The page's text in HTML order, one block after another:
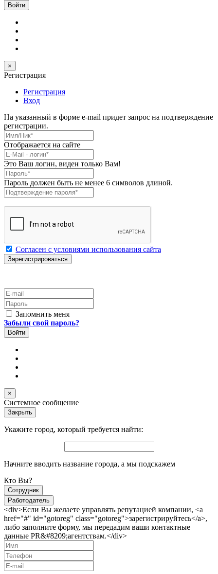
×
Регистрация
Регистрация
Вход
На указанный в форме e-mail придет запрос на подтверждение
регистрации.
Имя/Ник
Отображается на сайте
E-Mail *
Это Ваш логин, виден только Вам!
Пароль*
Пароль должен быть не менее 6 символов длиной.
Подтверждение пароля
Согласен с условиями использования сайта
E-mail
Пароль
Запомнить меня
Забыли свой пароль?
×
Системное сообщение
Закрыть
Укажите город, который требуется найти:
Начните вводить название города, а мы подскажем
Кто Вы?
Сотрудник
Работодатель
<div>Если Вы желаете управлять репутацией компании, <a
href="#" id="gotoreg" class="gotoreg">зарегистрируйтесь</a>,
либо заполните форму, мы передадим ваши контактные
данные PR&#8209;агентствам.</div>